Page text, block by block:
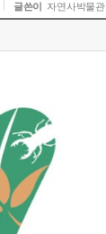
글쓴이 자연사박물관